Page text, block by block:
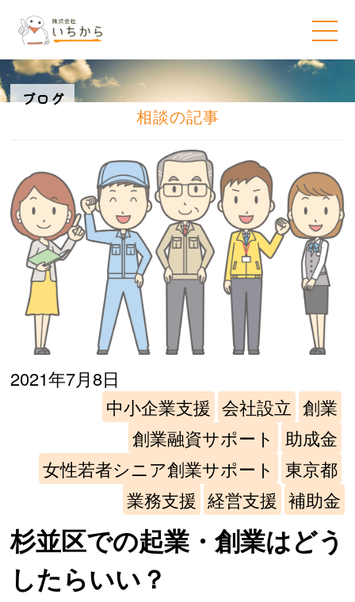
ブログ
相談の記事
2021年7月8日
中小企業支援 会社設立 創業
創業融資サポート
助成金
女性若者シニア創業サポート
東京都
業務支援 経営支援 補助金
杉並区での起業・創業はどう
したらいい？